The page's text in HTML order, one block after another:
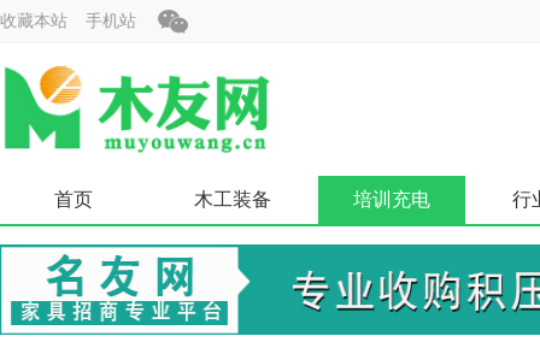
收藏本站 手机站
首页 木工装备 培训充电 行